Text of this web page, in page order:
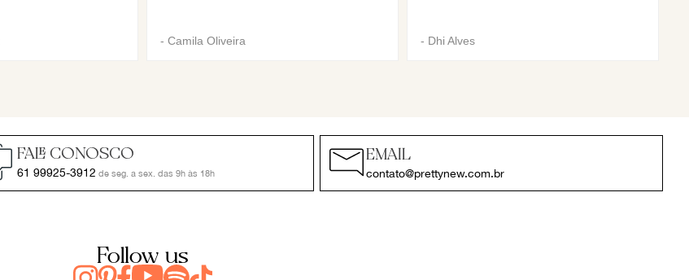
- Camila Oliveira - Dhi Alves
FALE CONOSCO
61 99925-3912 de seg. a sex. das 9h às 18h
EMAIL
contato@prettynew.com.br
Follow us